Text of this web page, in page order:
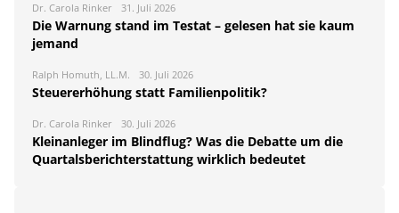
Dr. Carola Rinker 31. Juli 2026
Die Warnung stand im Testat – gelesen hat sie kaum
jemand
Ralph Homuth, LL.M. 30. Juli 2026
Steuererhöhung statt Familienpolitik?
Dr. Carola Rinker 30. Juli 2026
Kleinanleger im Blindflug? Was die Debatte um die
Quartalsberichterstattung wirklich bedeutet